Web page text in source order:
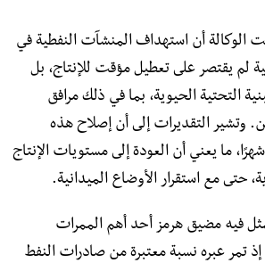
الوكالة أن استهداف المنشآت النفطية في
لم يقتصر على تعطيل مؤقت للإنتاج، بل
التحتية الحيوية، بما في ذلك مرافق
وتشير التقديرات إلى أن إصلاح هذه
ما يعني أن العودة إلى مستويات الإنتاج
حتى مع استقرار الأوضاع الميدانية.
فيه مضيق هرمز أحد أهم الممرات
إذ تمر عبره نسبة معتبرة من صادرات النفط